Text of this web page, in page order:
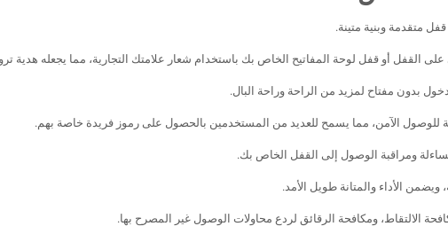
متقدمة وبنية متينة.
أو قفل لوحة المفاتيح الخاص بك باستخدام شعار علامتك التجارية، مما يجعله هدية
بدون مفتاح لمزيد من الراحة وراحة البال.
للوصول الآمن، مما يسمح للعديد من المستخدمين بالحصول على رموز فريدة خاصة بهم.
ومراقبة الوصول إلى القفل الخاص بك.
الأداء والمتانة طويل الأمد.
الالتقاط، ومكافحة الرقائق لردع محاولات الوصول غير المصرح بها.